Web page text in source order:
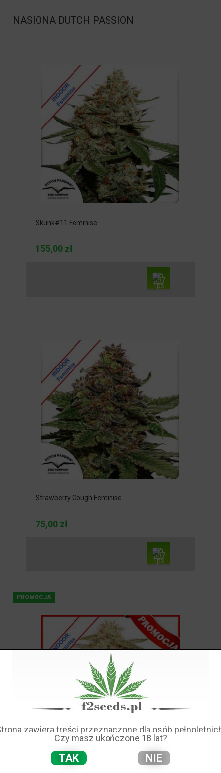
NASIONA DUTCH PASSION
Skunk#11 Feminise
155,00 zł
Strawberry Cough Feminise
75,00 zł
PROMOCJA
zawiera treści przeznaczone dla osób
Czy masz ukończone 18 lat?
TAK NIE